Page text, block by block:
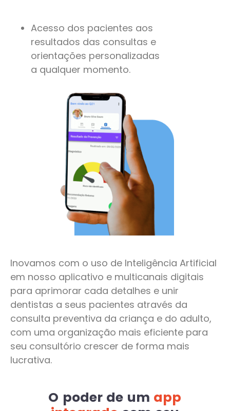
Acesso dos pacientes aos
resultados das consultas e
orientações personalizadas
a qualquer momento.
Inovamos com o uso de Inteligência Artificial
em nosso aplicativo e multicanais digitais
para aprimorar cada detalhes e unir
dentistas a seus pacientes através da
consulta preventiva da criança e do adulto,
com uma organização mais eficiente para
seu consultório crescer de forma mais
lucrativa.
O poder de um app